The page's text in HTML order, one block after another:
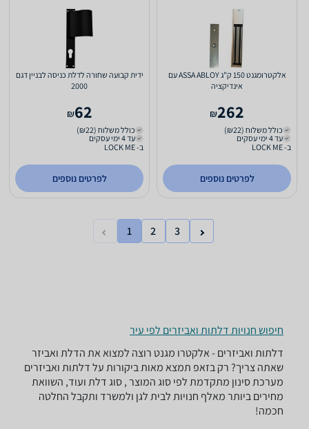
אלקטרומגנט 150 ק"ג ASSA ABLOY עם
אינדיקציה
262
₪
כולל משלוח (₪22)
עד 4 ימי עסקים
ב- LOCK ME
לפרטים נוספים
ידית קבועה שחורה לדלת כניסה לבניין דגם
2000
62
₪
כולל משלוח (₪22)
עד 4 ימי עסקים
ב- LOCK ME
לפרטים נוספים
1 2 3
חיפוש חנויות דלתות ואביזרים לפי עיר
דלתות ואביזרים - ‏אלקטרו מגנט רוצה למצוא את הדלת ואביזר
שאתה צריך? רק בזאפ תמצא מאות ביקורות על דלתות ואביזרים
מערכת סינון מתקדמת לפי סוג המוצר , סוג דלת ועוד, השוואת
מחירים ביותר מאלף חנויות לבית לגן ולמשרד ותקבל החלטה
חכמה!